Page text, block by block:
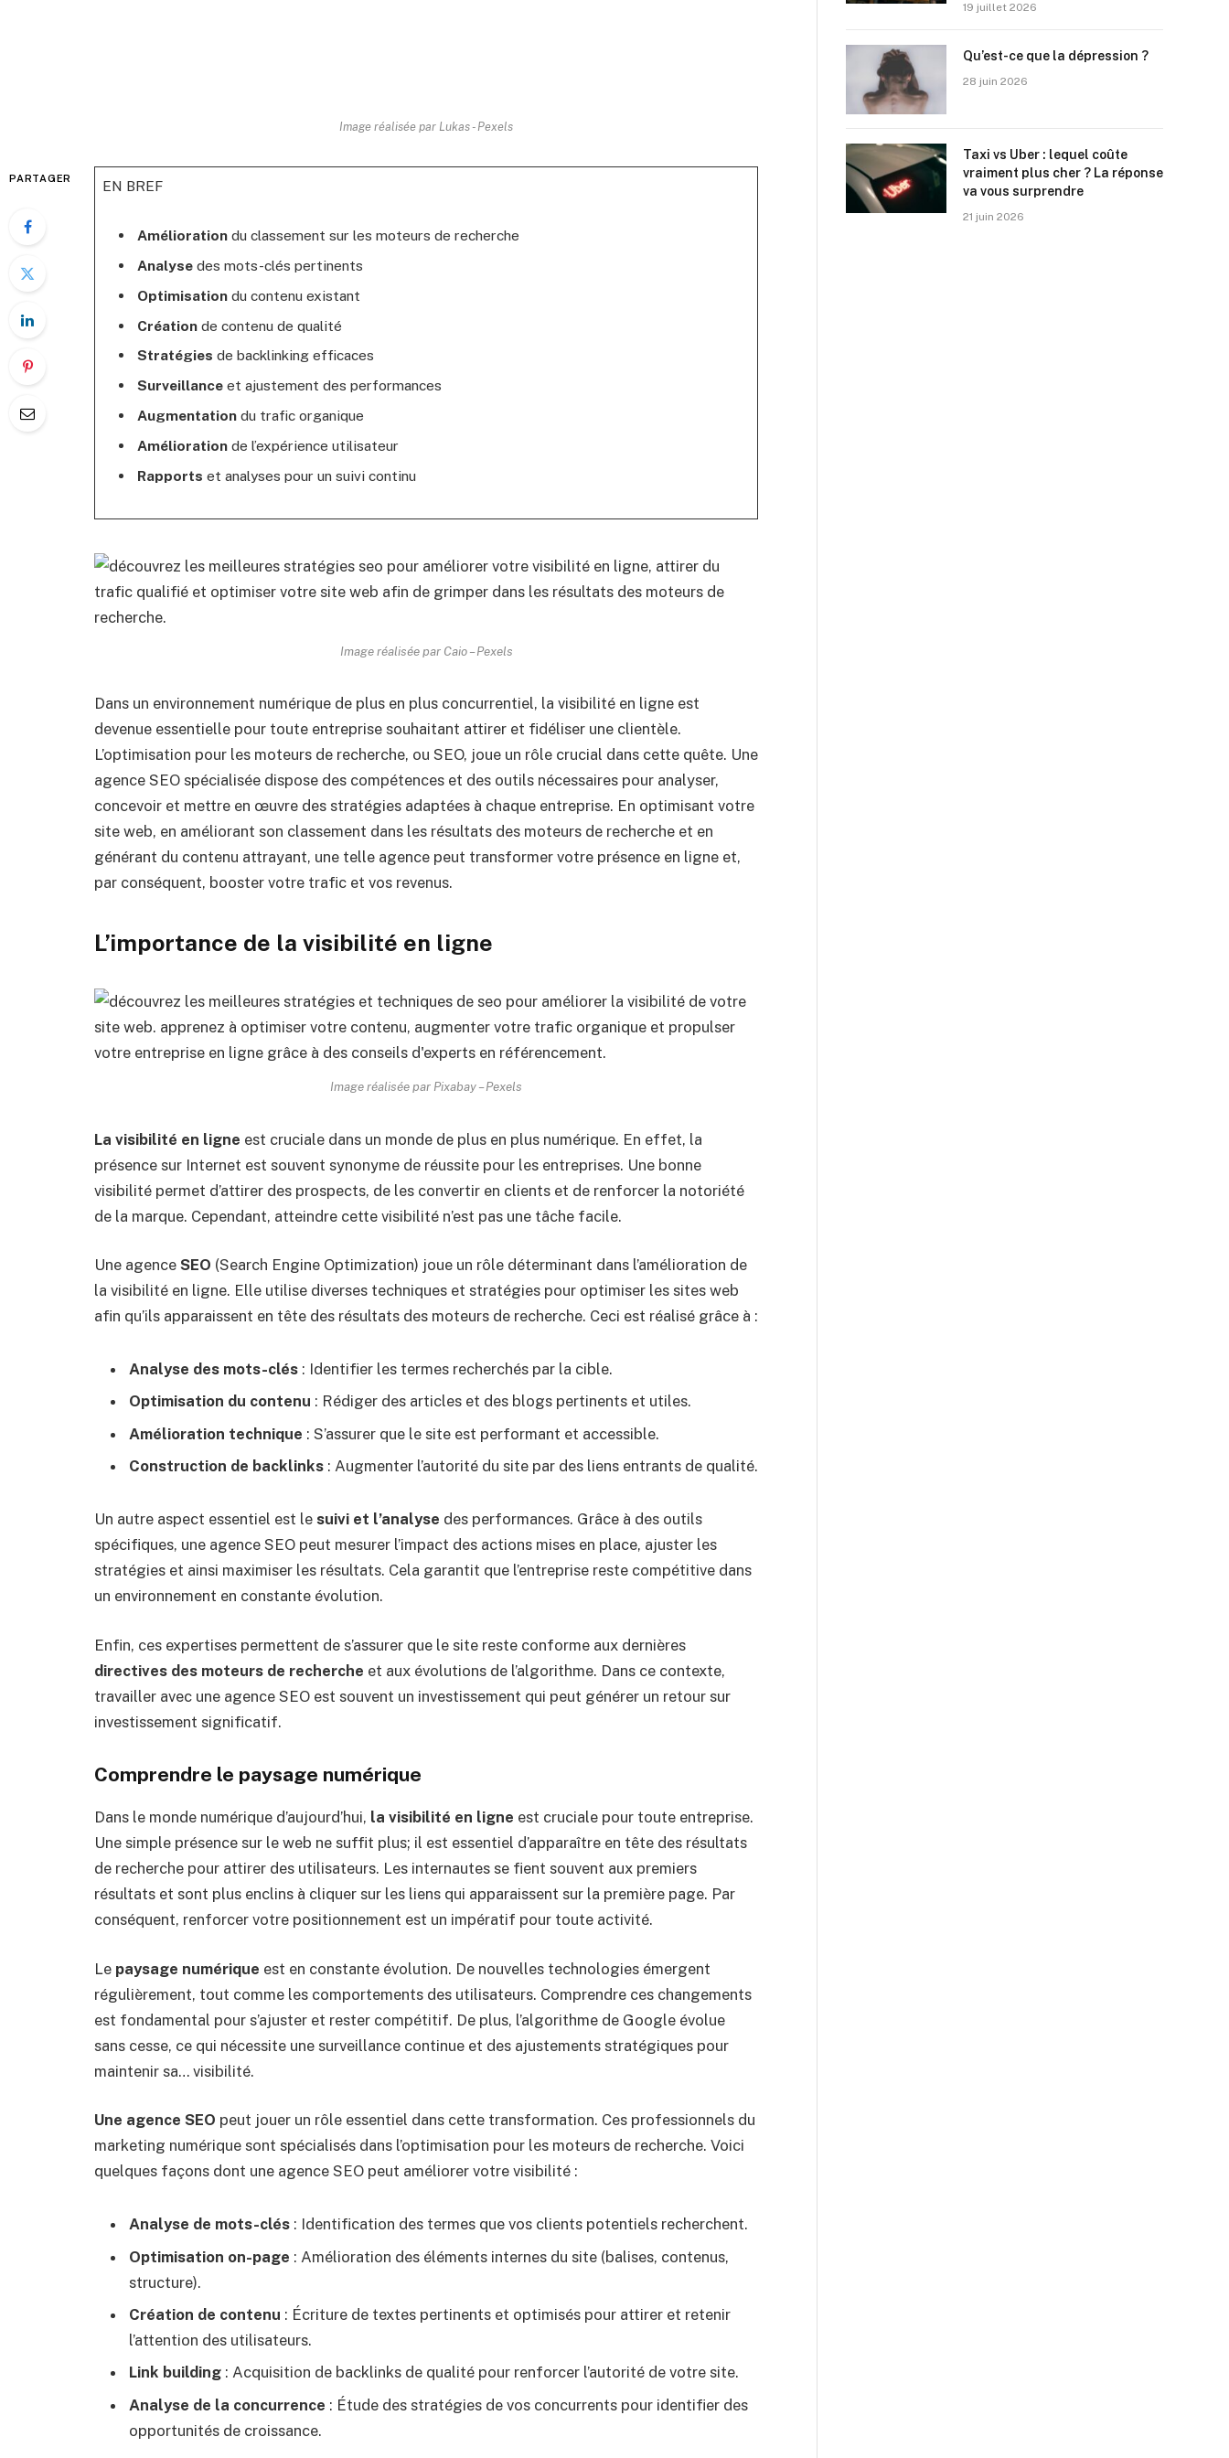
Image réalisée par Lukas - Pexels
PARTAGER EN BREF
Améliorationdu classement sur les moteurs de recherche
Analysedes mots-clés pertinents
Optimisationdu contenu existant
Créationde contenu de qualité
Stratégies de backlinking efficaces
Surveillanceet ajustement des performances
Augmentationdu trafic organique
Améliorationde l’expérience utilisateur
Rapports et analyses pour un suivi continu
Image réalisée par Caio – Pexels
Dans un environnement numérique de plus en plus concurrentiel, la visibilité en ligne est
devenue essentielle pour toute entreprise souhaitant attirer et fidéliser une clientèle.
L’optimisation pour les moteurs de recherche, ou SEO, joue un rôle crucial dans cette quête. Une
agence SEO spécialisée dispose des compétences et des outils nécessaires pour analyser,
concevoir et mettre en œuvre des stratégies adaptées à chaque entreprise. En optimisant votre
site web, en améliorant son classement dans les résultats des moteurs de recherche et en
générant du contenu attrayant, une telle agence peut transformer votre présence en ligne et,
par conséquent, booster votre trafic et vos revenus.
L’importance de la visibilité en ligne
Image réalisée par Pixabay – Pexels
La visibilité en ligne est cruciale dans un monde de plus en plus numérique. En effet, la
présence sur Internet est souvent synonyme de réussite pour les entreprises. Une bonne
visibilité permet d’attirer des prospects, de les convertir en clients et de renforcer la notoriété
de la marque. Cependant, atteindre cette visibilité n’est pas une tâche facile.
Une agence SEO (Search Engine Optimization) joue un rôle déterminant dans l’amélioration de
la visibilité en ligne. Elle utilise diverses techniques et stratégies pour optimiser les sites web
afin qu’ils apparaissent en tête des résultats des moteurs de recherche. Ceci est réalisé grâce à :
Analyse des mots-clés : Identifier les termes recherchés par la cible.
Optimisation du contenu : Rédiger des articles et des blogs pertinents et utiles.
Amélioration technique : S’assurer que le site est performant et accessible.
Construction de backlinks : Augmenter l’autorité du site par des liens entrants de qualité.
Un autre aspect essentiel est le suivi et l’analyse des performances. Grâce à des outils
spécifiques, une agence SEO peut mesurer l’impact des actions mises en place, ajuster les
stratégies et ainsi maximiser les résultats. Cela garantit que l’entreprise reste compétitive dans
un environnement en constante évolution.
Enfin, ces expertises permettent de s’assurer que le site reste conforme aux dernières
directives des moteurs de recherche et aux évolutions de l’algorithme. Dans ce contexte,
travailler avec une agence SEO est souvent un investissement qui peut générer un retour sur
investissement significatif.
Comprendre le paysage numérique
Dans le monde numérique d’aujourd’hui, la visibilité en ligne est cruciale pour toute entreprise.
Une simple présence sur le web ne suffit plus; il est essentiel d’apparaître en tête des résultats
de recherche pour attirer des utilisateurs. Les internautes se fient souvent aux premiers
résultats et sont plus enclins à cliquer sur les liens qui apparaissent sur la première page. Par
conséquent, renforcer votre positionnement est un impératif pour toute activité.
Le paysage numérique est en constante évolution. De nouvelles technologies émergent
régulièrement, tout comme les comportements des utilisateurs. Comprendre ces changements
est fondamental pour s’ajuster et rester compétitif. De plus, l’algorithme de Google évolue
sans cesse, ce qui nécessite une surveillance continue et des ajustements stratégiques pour
maintenir sa… visibilité.
Une agence SEO peut jouer un rôle essentiel dans cette transformation. Ces professionnels du
marketing numérique sont spécialisés dans l’optimisation pour les moteurs de recherche. Voici
quelques façons dont une agence SEO peut améliorer votre visibilité :
Analyse de mots-clés : Identification des termes que vos clients potentiels recherchent.
Optimisation on-page : Amélioration des éléments internes du site (balises, contenus,
structure).
Création de contenu : Écriture de textes pertinents et optimisés pour attirer et retenir
l’attention des utilisateurs.
Link building : Acquisition de backlinks de qualité pour renforcer l’autorité de votre site.
Analyse de la concurrence : Étude des stratégies de vos concurrents pour identifier des
opportunités de croissance.
19 juillet 2026
Qu’est-ce que la dépression ?
28 juin 2026
Taxi vs Uber : lequel coûte
vraiment plus cher ? La réponse
va vous surprendre
21 juin 2026